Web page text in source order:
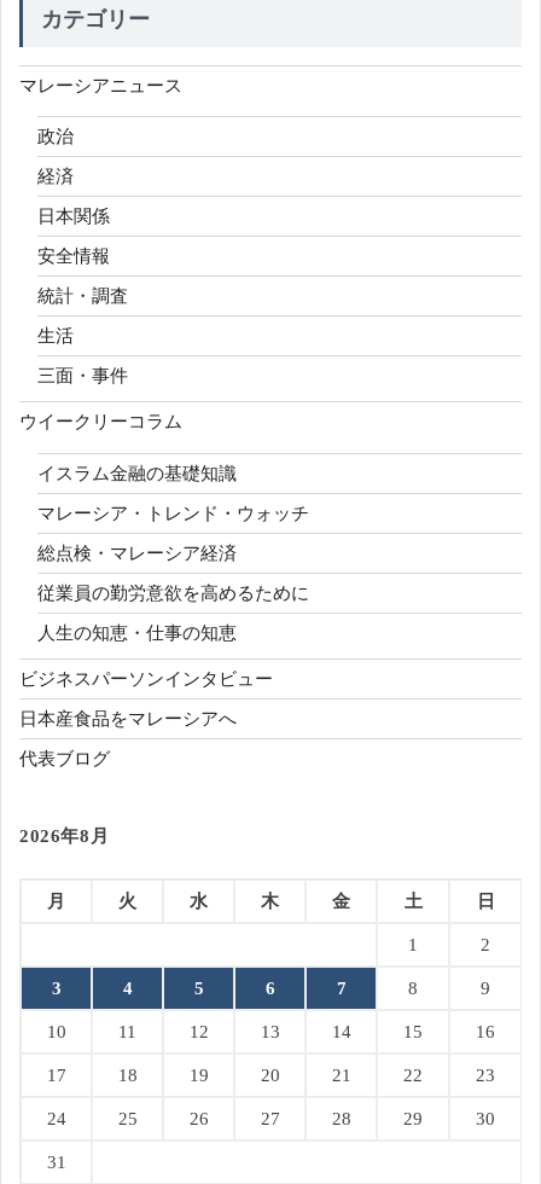
カテゴリー
マレーシアニュース
政治
経済
日本関係
安全情報
統計・調査
生活
三面・事件
ウイークリーコラム
イスラム金融の基礎知識
マレーシア・トレンド・ウォッチ
総点検・マレーシア経済
従業員の勤労意欲を高めるために
人生の知恵・仕事の知恵
ビジネスパーソンインタビュー
日本産食品をマレーシアへ
代表ブログ
2026年8月
月 火 水 木 金 土 日
1 2
3 4 5 6 7 8 9
10 11 12 13 14 15 16
17 18 19 20 21 22 23
24 25 26 27 28 29 30
31